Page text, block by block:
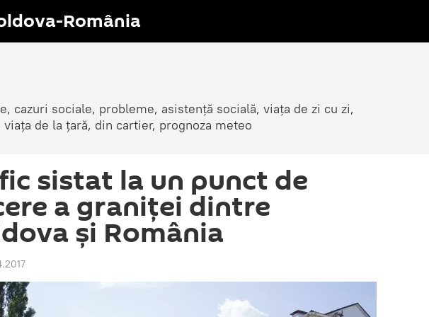
România
cazuri sociale, probleme, asistență socială, viața de zi cu zi,
de la țară, din cartier, prognoza meteo
sistat la un punct de
a graniței dintre
și România